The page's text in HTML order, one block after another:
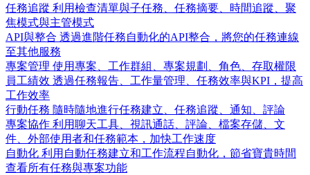
任務追蹤 利用檢查清單與子任務、任務摘要、時間追蹤、聚
焦模式與主管模式
API與整合 透過進階任務自動化的API整合，將您的任務連線
至其他服務
專案管理 使用專案、工作群組、專案規劃、角色、存取權限
員工績效 透過任務報告、工作量管理、任務效率與KPI，提高
工作效率
行動任務 隨時隨地進行任務建立、任務追蹤、通知、評論
專案協作 利用聊天工具、視訊通話、評論、檔案存儲、文
件、外部使用者和任務範本，加快工作速度
自動化 利用自動任務建立和工作流程自動化，節省寶貴時間
查看所有任務與專案功能